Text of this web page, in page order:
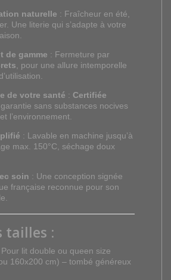
naturelle : Fraîcheur en été,
Une literie qui s’adapte à votre
de gamme : Fermeture par
, pour une allure intemporelle
de votre santé : Certifiée
, garantie sans substances nocives
l’environnement.
: Lavable en machine jusqu’à
max. 150°C, séchage doux
soin : Une conception signée
française reconnue pour son
tailles :
Pour lit double ou queen size
160x200 cm) – tombé généreux